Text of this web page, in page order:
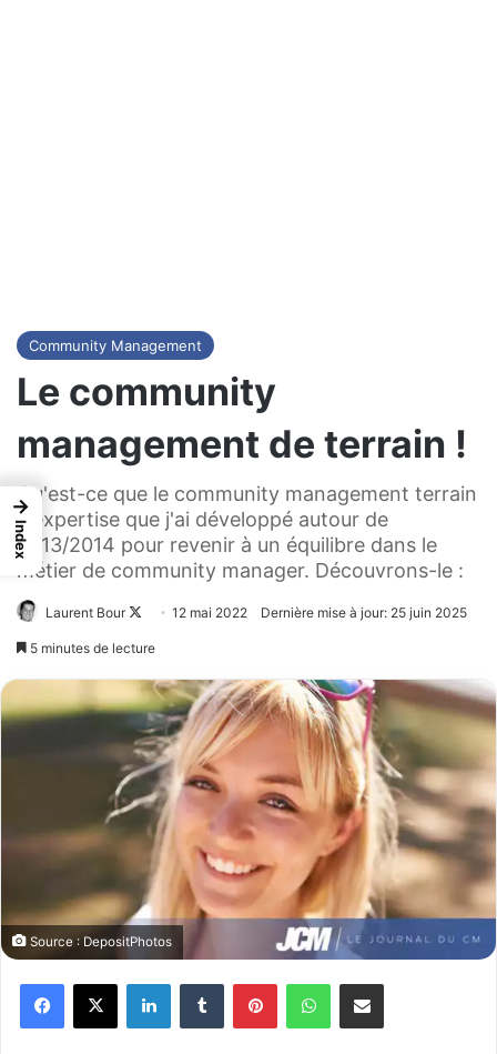
Community Management
Le community
management de terrain !
Qu'est-ce que le community management terrain
? expertise que j'ai développé autour de
2013/2014 pour revenir à un équilibre dans le
métier de community manager. Découvrons-le :
Laurent Bour
Follow12 mai 2022 Dernière mise à jour: 25 juin 2025
5 minutes de lecture
Source : DepositPhotos
→
Index